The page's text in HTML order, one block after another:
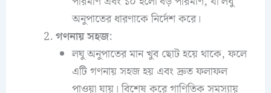
অনুপাতের ধারণাকে নির্দেশ করে।
গণনায় সহজ:
লঘু অনুপাতের মান খুব ছোট হয়ে থাকে, ফলে
এটি গণনায় সহজ হয় এবং দ্রুত ফলাফল
পাওয়া যায়। বিশেষ করে গাণিতিক সমস্যায়